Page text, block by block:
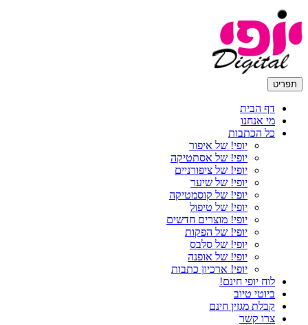
תפריט
דף הבית
מי אנחנו
כל הכתבות
יופי! של איפור
יופי! של אסתטיקה
יופי! של ציפורניים
יופי! של שיער
יופי! של קוסמטיקה
יופי! של טיפול
יופי! מוצרים חדשים
יופי! של הפקות
יופי! של סלבס
יופי! של אופנה
יופי! ארכיון כתבות
לוח יופי חינם!
ביוטי טיוב
קבלת מגזין חינם
צרו קשר